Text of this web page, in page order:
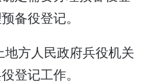
备役登记。
方人民政府兵役机关
登记工作。